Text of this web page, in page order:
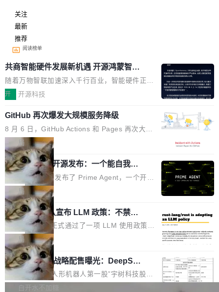
关注
最新
推荐
阅读榜单
共商智能硬件发展新机遇 开源鸿蒙智能
硬件开发者日杭州站即将举行
随着万物智联加速深入千行百业，智能硬件正从
单点设备迈向智能化、网联化、协同化发展。作
鸿蒙通过统一技术底座和分布式能力，为不同类
型智能设备的开发、连接与互联提供关键支撑，
也为产业链企业探索产品创新与商业增长打开新
的空间。 8月14日，开源鸿蒙智能硬件开发者日
（OHDD：OpenHarmony Hardware Develope
r Day）将在杭州启航。活动面向智能硬件产业
链企业和开发者，邀请行业专家与资深技术顾
问，围绕开源鸿蒙技术能力、设备适配、芯片适
配、功耗与稳定性调优、兼容性测评及统一互联
等内容展开系统讲解和实战交流，帮助企业进一
步了解开源鸿蒙在智能...
开 开源科技
GitHub 再次爆发大规模服务降级
8 月 6 日，GitHub Actions 和 Pages 再次大规
模服务降级，Actions 完全不可用超过 5 小时，
webhook 停发，连自托管 runner 也因调度层故
障无法工作。Pages、Copilot code review、C
opilot coding agent 全部受影响。从检测到完全
恢复，大约 12 小时。 这是 2026 年 8 月的第六
起事故，其中四起与 AI/Copilot 服务相关。 Git
Hub 员工 kdaigle 在 HN 讨论中贴出了一组数
据：2025 年全年 10 亿次 commit。现在，每周
2.75 亿次，全年预计 140 亿次。GitHub...
局
Prime Agent 开源发布：一个能自我改
进的编程 Agent，ARC-AGI 3 超越人类
专家基线
Prime Intellect 发布了 Prime Agent，一个开源
的编程 Agent Harness，核心设计围绕两个抽
象：Recursive Language Model（RLM）和 C
ontinual Harness。在 ARC-AGI 3 基准测试
上，Prime Agent + Opus 5 的组合达到了 95.
5% RHAE Best@1，超过了 ARC 报告的人类专
家基线 95.4%。 不是又一个 coding agent 包装
器 Prime Agent 的架构和市面上大多数 coding
agent 有本质区别。大多数 agent harness 的设
计是基于早期模型的能力—...
局
Rust 项目团队宣布 LLM 政策：不禁
止，但你要承认哪些代码不是你写的
Rust 语言项目正式通过了一项 LLM 使用政策，
覆盖 rust-lang/rust 单一仓库的代码贡献。这不
是项目级别的官方立场，目前由五个团队采纳，
但它可能是主流开源项目中关于 AI 辅助贡献最
细致的一份规则。 政策的核心只有一句话：LLM
可以用来分析、提炼、审阅、建议，但不能用来
局
宇树科技 IPO 战略配售曝光：DeepSe
ek 获配 93.3 万股，锁定 36 个月
8月6日晚间，“人形机器人第一股”宇树科技股份
有限公司披露IPO发行价格及战略配售结果，杭
白开水不加糖